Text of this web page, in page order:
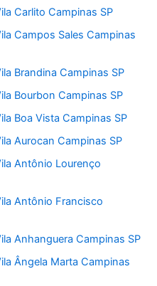
Carlito Campinas SP
Campos Sales Campinas
Brandina Campinas SP
Bourbon Campinas SP
Boa Vista Campinas SP
Aurocan Campinas SP
Antônio Lourenço
Antônio Francisco
Anhanguera Campinas SP
Ângela Marta Campinas